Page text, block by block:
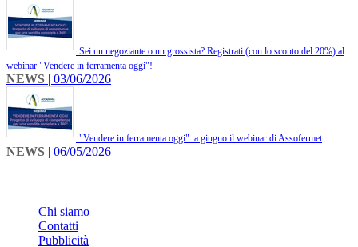
Sei un negoziante o un grossista? Registrati (con lo sconto del 20%) al
webinar "Vendere in ferramenta oggi"!
NEWS | 03/06/2026
"Vendere in ferramenta oggi": a giugno il webinar di Assofermet
NEWS | 06/05/2026
Chi siamo
Contatti
Pubblicità